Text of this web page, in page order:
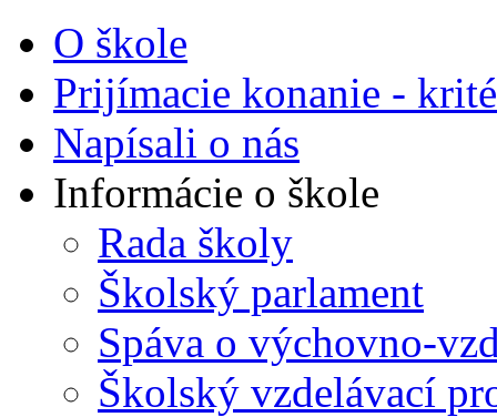
O škole
Prijímacie konanie -
Napísali o nás
Informácie o škole
Rada školy
Školský parlament
Spáva o výchovno-
Školský vzdelávací